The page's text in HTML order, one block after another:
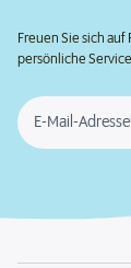
Freuen Sie sich
persönliche
E-Mail-